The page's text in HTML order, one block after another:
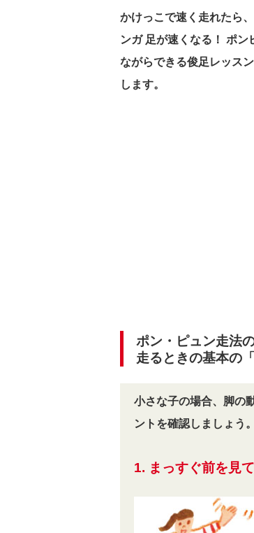
かけっこで速く走れたら
ンガ 足が速くなる！ ポ
ながらできる俊足レッス
します。
ポン・ピュン走法
走るときの基本の「
小さな子の場合、脚の
ントを確認しましょう。
1. まっすぐ前を見